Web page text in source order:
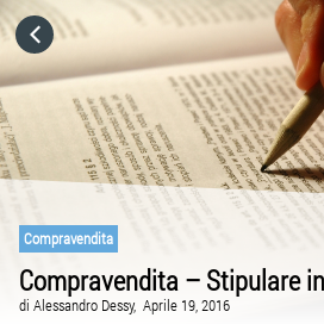
Compravendita
Compravendita –
di Alessandro Dessy, Aprile 19, 2016
HOME
CATEGORIE
VAI A
VISITA IL